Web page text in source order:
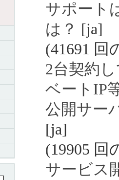
サポート
は？ [ja]
(41691 回
2台契約
ベートIP
公開サー
[ja]
(19905 回
サービス